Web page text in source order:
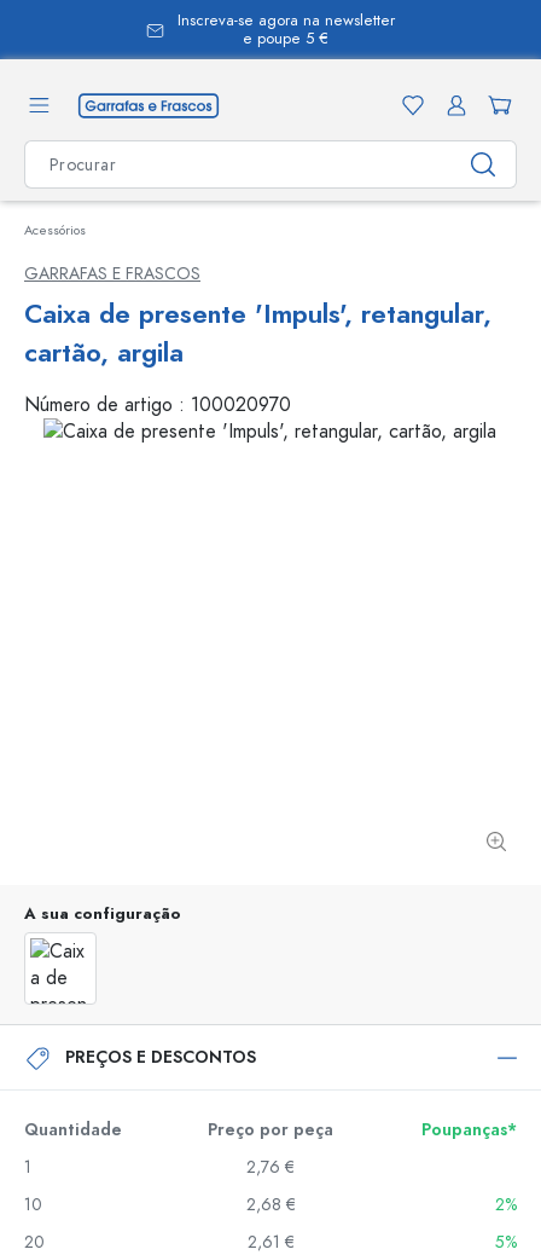
Inscreva-se agora na newsletter
e poupe 5 €
Acessórios
GARRAFAS E FRASCOS
Caixa de presente 'Impuls', retangular,
cartão, argila
Número de artigo : 100020970
A sua configuração
PREÇOS E DESCONTOS
Quantidade Preço por peça
Poupanças*
1
2,76 €
10
2,68 €
2%
20
2,61 €
5%